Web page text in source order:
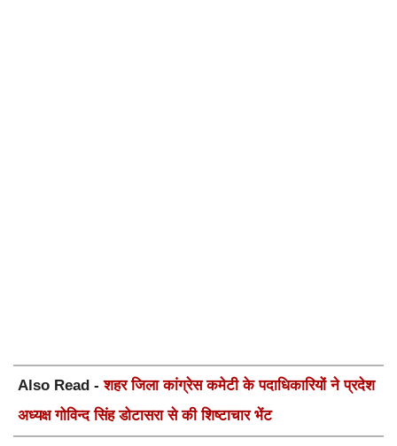
Also Read -शहर जिला कांग्रेस कमेटी के पदाधिकारियों ने प्रदेश
अध्यक्ष गोविन्द सिंह डोटासरा से की शिष्टाचार भेंट